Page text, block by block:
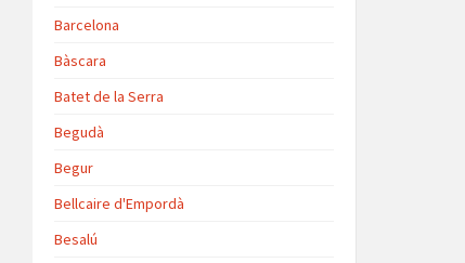
Barcelona
Bàscara
Batet de la Serra
Begudà
Begur
Bellcaire d'Empordà
Besalú